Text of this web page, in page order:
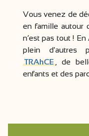
Vous venez de
en famille autour
n’est pas tout !
plein d'autres
TRAhCE
, de
enfants et des